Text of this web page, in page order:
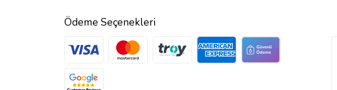
Ödeme Seçenekleri